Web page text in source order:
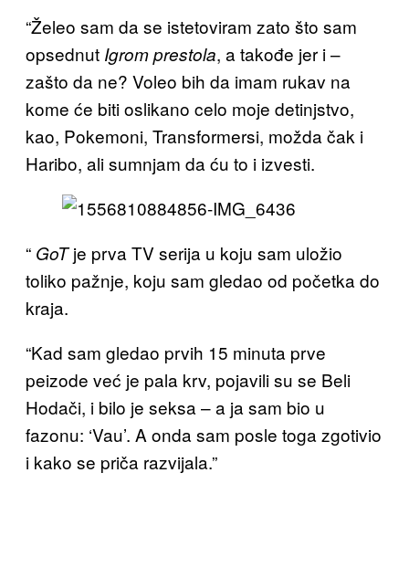
“Želeo sam da se istetoviram zato što sam
opsednut Igrom prestola, a takođe jer i –
zašto da ne? Voleo bih da imam rukav na
kome će biti oslikano celo moje detinjstvo,
kao, Pokemoni, Transformersi, možda čak i
Haribo, ali sumnjam da ću to i izvesti.
“ GoTje prva TV serija u koju sam uložio
toliko pažnje, koju sam gledao od početka do
kraja.
“Kad sam gledao prvih 15 minuta prve
peizode već je pala krv, pojavili su se Beli
Hodači, i bilo je seksa – a ja sam bio u
fazonu: ‘Vau’. A onda sam posle toga zgotivio
i kako se priča razvijala.”